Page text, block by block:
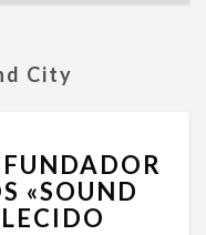
City
«SOUND